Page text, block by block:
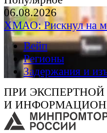
06.08.2026
ХМАО: Рискнул на
Вейп
Регионы
Задержания и
ПРИ ЭКСПЕРТНОЙ
И